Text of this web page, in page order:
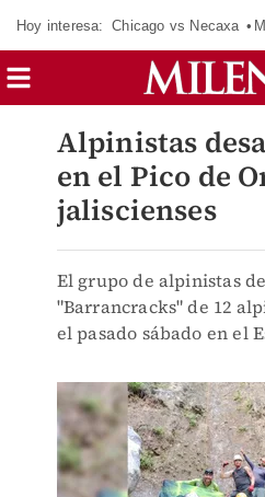
Hoy interesa: Chicago vs Necaxa
Alpinistas
en el Pico de
jaliscienses
El grupo de alpinistas
"Barrancracks" de 12
el pasado sábado en el